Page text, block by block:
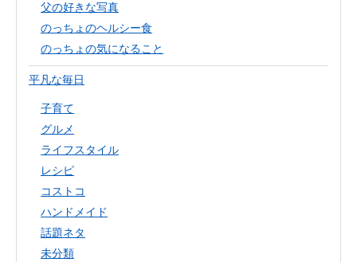
父の好きな写真
のっちょのヘルシー食
のっちょの気になること
平凡な毎日
子育て
グルメ
ライフスタイル
レシピ
コストコ
ハンドメイド
話題ネタ
未分類